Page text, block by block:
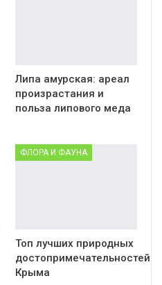
Липа амурская: ареал
произрастания и
польза липового меда
ФЛОРА И ФАУНА
Топ лучших природных
достопримечательностей
Крыма